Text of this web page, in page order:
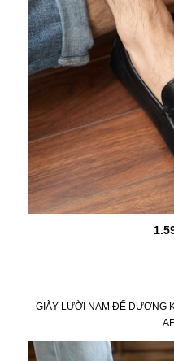
GIÀY LƯỜI NAM ĐẾ DƯƠNG